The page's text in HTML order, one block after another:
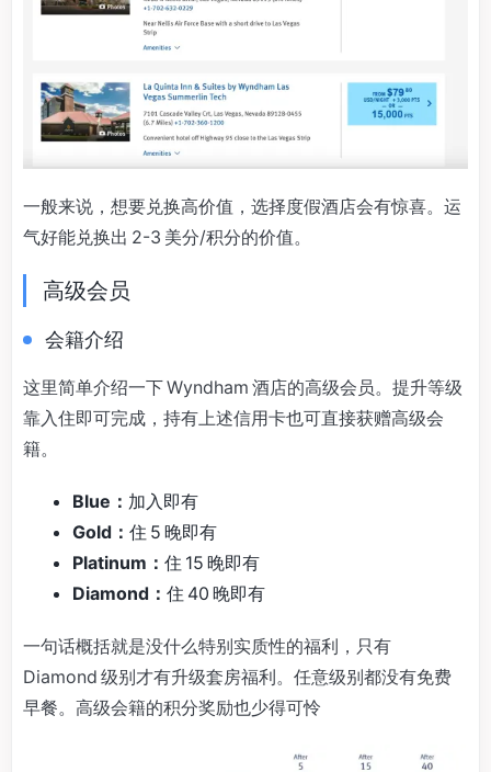
一般来说，想要兑换高价值，选择度假酒店会有惊喜。运
气好能兑换出 2-3 美分/积分的价值。
高级会员
会籍介绍
这里简单介绍一下 Wyndham 酒店的高级会员。提升等级
靠入住即可完成，持有上述信用卡也可直接获赠高级会
籍。
Blue： 加入即有
Gold： 住 5 晚即有
Platinum： 住 15 晚即有
Diamond： 住 40 晚即有
一句话概括就是没什么特别实质性的福利，只有
Diamond 级别才有升级套房福利。任意级别都没有免费
早餐。高级会籍的积分奖励也少得可怜